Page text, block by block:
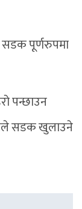
सडक पूर्णरुपमा
पन्छाउन
सडक खुलाउने